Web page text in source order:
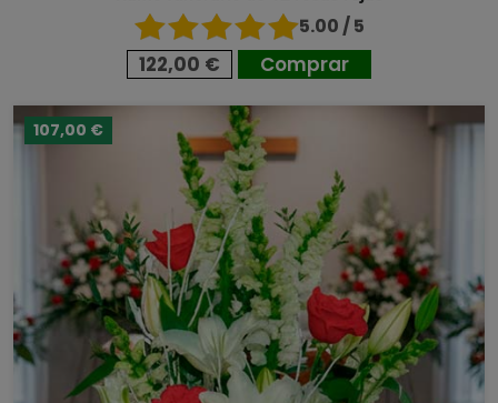
5.00 / 5
122,00 € Comprar
107,00 €